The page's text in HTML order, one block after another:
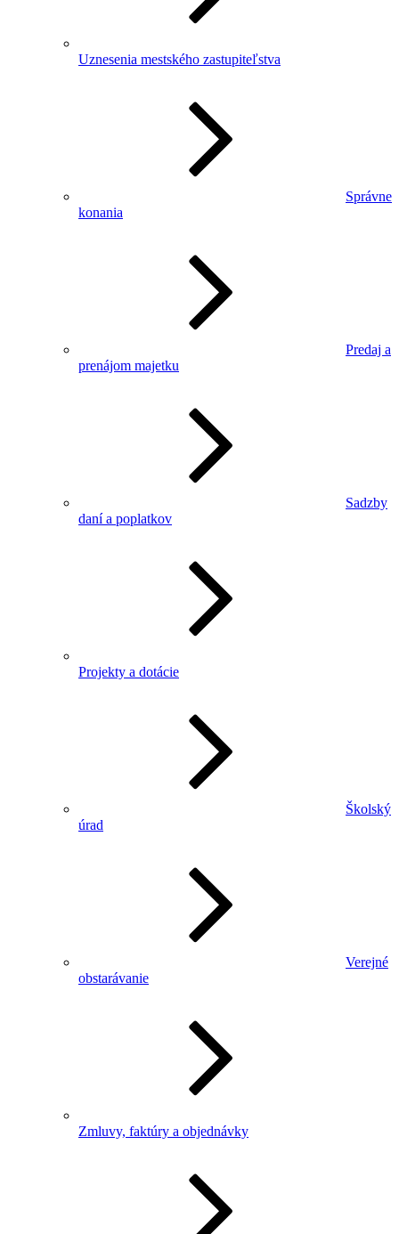
Uznesenia mestského zastupiteľstva
Správne
konania
Predaj a
prenájom majetku
Sadzby
daní a poplatkov
Projekty a dotácie
Školský
úrad
Verejné
obstarávanie
Zmluvy, faktúry a objednávky